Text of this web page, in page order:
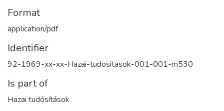
Format
application/pdf
Identifier
92-1969-xx-xx-Hazai-tudositasok-001-001-m530
Is part of
Hazai tudósítások